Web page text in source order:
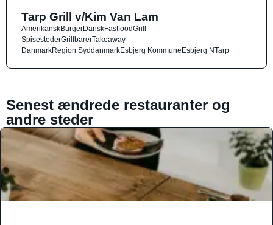
Tarp Grill v/Kim Van Lam
AmerikanskBurgerDanskFastfoodGrill
SpisestederGrillbarerTakeaway
DanmarkRegion SyddanmarkEsbjerg KommuneEsbjerg NTarp
Senest ændrede restauranter og
andre steder